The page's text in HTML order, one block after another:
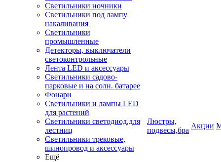
Светильники ночники
Светильники под лампу
накаливания
Светильники
промышленные
Детекторы, выключатели
светоконтрольные
Лента LED и аксессуары
Светильники садово-
парковые и на солн. батарее
Фонари
Светильники и лампы LED
для растений
Светильники светодиод.для
лестниц
Светильники трековые,
шинопровод и аксессуары
Ещё
Люстры,
подвесы,бра
Акции